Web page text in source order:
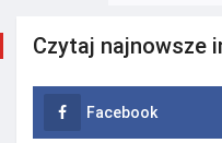
Czytaj najnowsze
Facebook